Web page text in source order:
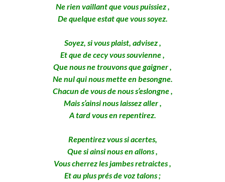
Ne rien vaillant que vous puissiez ,
De quelque estat que vous soyez.
Soyez, si vous plaist, advisez ,
Et que de cecy vous souvienne ,
Que nous ne trouvons que gaigner ,
Ne nul qui nous mette en besongne.
Chacun de vous de nous s’eslongne ,
Mais s’ainsi nous laissez aller ,
A tard vous en repentirez.
Repentirez vous si acertes,
Que si ainsi nous en allons ,
Vous cherrez les jambes retraictes ,
Et au plus prés de voz talons ;